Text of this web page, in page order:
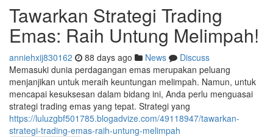
Tawarkan Strategi Trading
Emas: Raih Untung Melimpah!
anniehxij830162 88 days ago News
Discuss
Memasuki dunia perdagangan emas merupakan peluang
menjanjikan untuk meraih keuntungan melimpah. Namun, untuk
mencapai kesuksesan dalam bidang ini, Anda perlu menguasai
strategi trading emas yang tepat. Strategi yang
https://luluzgbf501785.blogadvize.com/49118947/tawarkan-
strategi-trading-emas-raih-untung-melimpah